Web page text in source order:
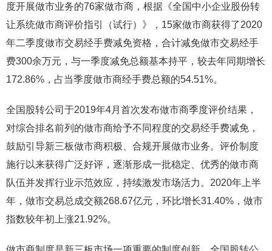
度开展做市业务的76家做市商，根据《全国中小企业股份转
让系统做市商评价指引（试行）》，15家做市商获得了2020
年二季度做市交易经手费减免资格，合计减免做市交易经手
费300余万元，与一季度减免总额基本持平，较去年同期增长
172.86%，占当季度做市商经手费总额的54.51%。
全国股转公司于2019年4月首次发布做市商季度评价结果，
对综合排名前列的做市商给予不同程度的交易经手费减免，
鼓励引导新三板做市商积极、合规开展做市业务。评价制度
施行以来获得广泛好评，逐渐形成一批稳定、优秀的做市商
队伍并发挥行业示范效应，持续激发市场活力。2020年上半
年，做市交易总成交额268.67亿元，环比增长31.40%，做市
指数较年初上涨21.92%。